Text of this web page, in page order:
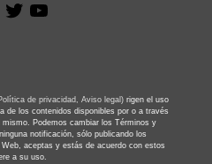
Facebook
Twitter
de privacidad, Aviso legal) rigen el uso
de los contenidos disponibles por o a través
Podemos cambiar los Términos y
notificación, sólo publicando los
aceptas y estás de acuerdo con estos
a su uso.